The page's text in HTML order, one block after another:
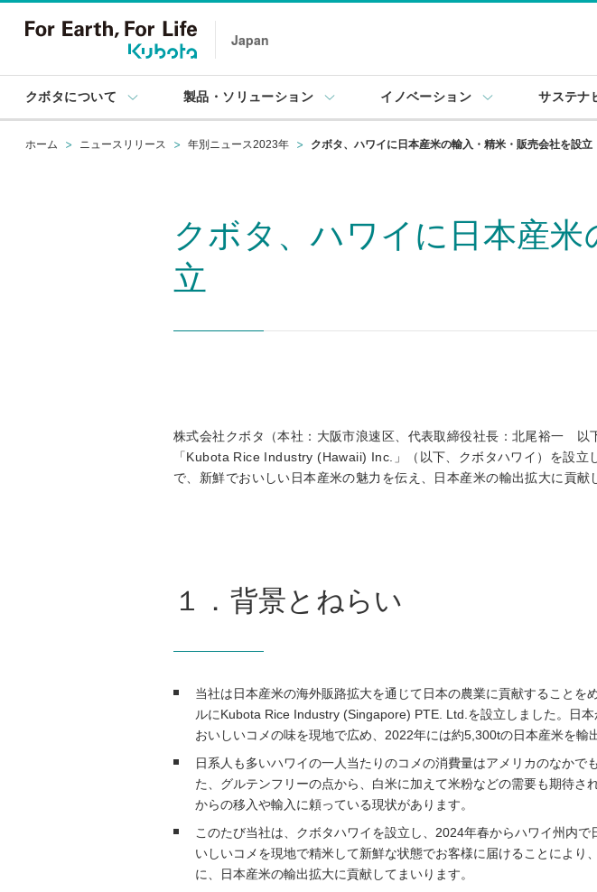
Japan
クボタについて 製品・ソリューション イノベーション サステナ
ホーム ニュースリリース 年別ニュース2023年 クボタ、ハワイに日本産米の輸入・精米・販売会社を設立
クボタ、ハワイに日本産
立
株式会社クボタ（本社：大阪市浪速区、代表取締役社長：北尾裕一
「Kubota Rice Industry (Hawaii) Inc.」（以下、クボタハワイ）を設
で、新鮮でおいしい日本産米の魅力を伝え、日本産米の輸出拡大に貢献
１．背景とねらい
当社は日本産米の海外販路拡大を通じて日本の農業に貢献すること
ルにKubota Rice Industry (Singapore) PTE. Ltd.を設立しました。日
おいしいコメの味を現地で広め、2022年には約5,300tの日本産米を輸
日系人も多いハワイの一人当たりのコメの消費量はアメリカのなか
た、グルテンフリーの点から、白米に加えて米粉などの需要も期待
からの移入や輸入に頼っている現状があります。
このたび当社は、クボタハワイを設立し、2024年春からハワイ州内
いしいコメを現地で精米して新鮮な状態でお客様に届けることによ
に、日本産米の輸出拡大に貢献してまいります。